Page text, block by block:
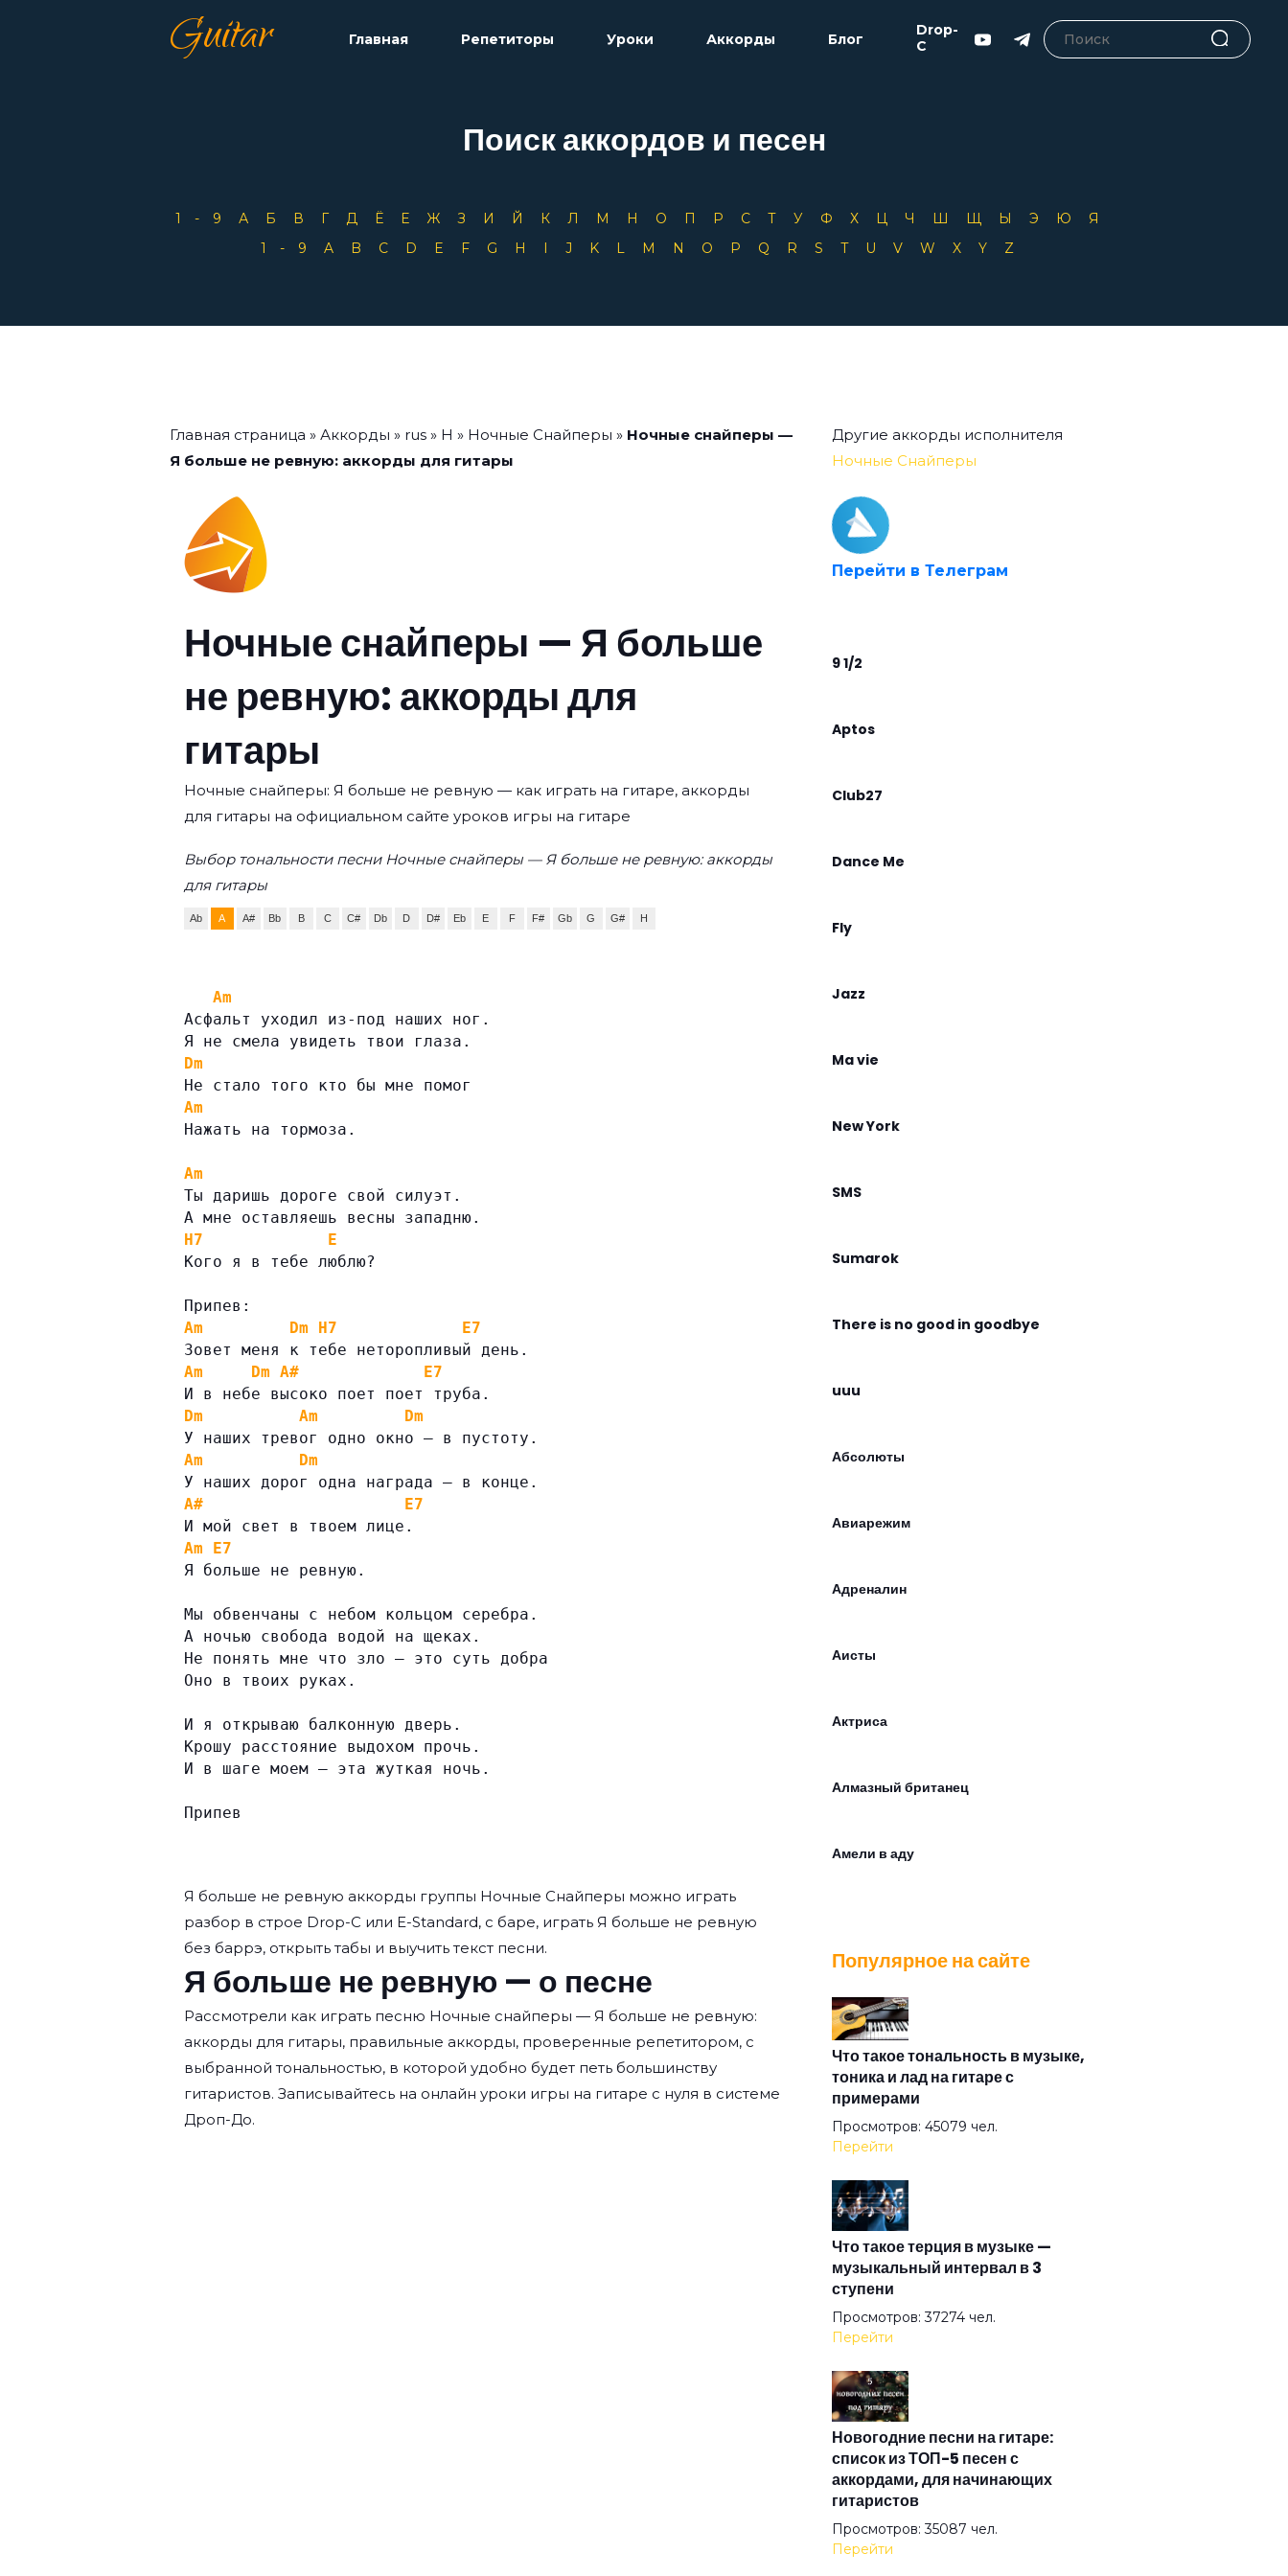
Guitar Главная Репетиторы Уроки Аккорды Блог
Drop-
C
Поиск аккордов и песен
1-9 А Б В Г Д Ё Е Ж З И Й К Л М Н О П Р С Т У Ф Х Ц Ч Ш Щ Ы Э Ю
Я
1-9
A B C D E F G H I J K L M N O P Q R S T U V W X Y Z
Главная страница » Аккорды » rus » Н » Ночные Снайперы » Ночные снайперы —
Я больше не ревную: аккорды для гитары
Ночные снайперы — Я больше
не ревную: аккорды для
гитары
Ночные снайперы: Я больше не ревную — как играть на гитаре, аккорды
для гитары на официальном сайте уроков игры на гитаре
Выбор тональности песни Ночные снайперы — Я больше не ревную: аккорды
для гитары
Ab A A# Bb B C C# Db D D# Eb E F F# Gb G G# H
Am
Асфальт уходил из-под наших ног.
Я не смела увидеть твои глаза.
Dm
Не стало того кто бы мне помог
Am
Нажать на тормоза.
Am
Ты даришь дороге свой силуэт.
А мне оставляешь весны западню.
H7
E
Кого я в тебе люблю?
Припев:
Am
Dm H7
E7
Зовет меня к тебе неторопливый день.
Am
Dm A#
E7
И в небе высоко поет поет труба.
Dm
Am
Dm
У наших тревог одно окно — в пустоту.
Am
Dm
У наших дорог одна награда — в конце.
A#
E7
И мой свет в твоем лице.
Am
E7
Я больше не ревную.
Мы обвенчаны с небом кольцом серебра.
А ночью свобода водой на щеках.
Не понять мне что зло — это суть добра
Оно в твоих руках.
И я открываю балконную дверь.
Крошу расстояние выдохом прочь.
И в шаге моем — эта жуткая ночь.
Припев
Я больше не ревную аккорды группы Ночные Снайперы можно играть
разбор в строе Drop-C или E-Standard, с баре, играть Я больше не ревную
без баррэ, открыть табы и выучить текст песни.
Я больше не ревную — о песне
Рассмотрели как играть песню Ночные снайперы — Я больше не ревную:
аккорды для гитары, правильные аккорды, проверенные репетитором, с
выбранной тональностью, в которой удобно будет петь большинству
гитаристов. Записывайтесь на онлайн уроки игры на гитаре с нуля в системе
Дроп-До.
Другие аккорды исполнителя
Ночные Снайперы
Перейти в Телеграм
9 1/2
Aptos
Club27
Dance Me
Fly
Jazz
Ma vie
New York
SMS
Sumarok
There is no good in goodbye
uuu
Абсолюты
Авиарежим
Адреналин
Аисты
Актриса
Алмазный британец
Амели в аду
Архитектор
Асфальт
Атлантида
Ау
Африки
Бабушки
Барабанщик
Белые козы
Популярное на сайте
Что такое тональность в музыке,
тоника и лад на гитаре с
примерами
Просмотров: 45079 чел.
Перейти
Что такое терция в музыке —
музыкальный интервал в 3
ступени
Просмотров: 37274 чел.
Перейти
Новогодние песни на гитаре:
список из ТОП-5 песен с
аккордами, для начинающих
гитаристов
Просмотров: 35087 чел.
Перейти